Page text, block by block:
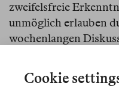
zweifelsfreie
unmöglich erlauben
wochenlangen
Streng genommen
Cookie